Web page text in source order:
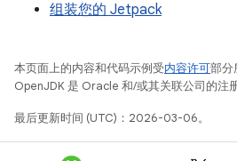
组装您的 Jetpack
本页面上的内容和代码示例受内容许可部分
OpenJDK 是 Oracle 和/或其关联公司的注册
最后更新时间 (UTC)：2026-03-06。